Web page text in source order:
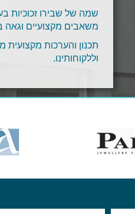
שמה של שבירו זכוכיות
משאבים מקצועיים וגאה
תכנון והערכות
וללקוחותינו.